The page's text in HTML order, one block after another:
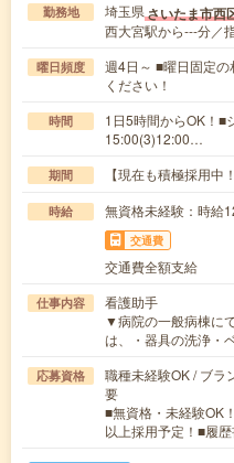
勤務地 埼玉県さいたま市西
西大宮駅から---分／
曜日頻度
週4日～ ■曜日固定
ください！
時間
1日5時間からOK！■
15:00(3)12:00…
期間 【現在も積極採用中
時給 無資格未経験：時
交通費
交通費全額支給
仕事内容
看護助手
▼病院の一般病棟に
は、・器具の洗浄・
応募資格
職種未経験OK / ブラ
要
■無資格・未経験OK
以上採用予定！■履